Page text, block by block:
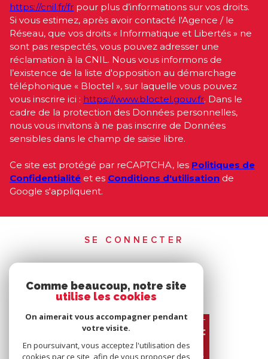
https://cnil.fr/fr pour plus d’informations sur vos droits.
Si vous estimez, après avoir contacté l'Agence / le
Réseau, que vos droits « Informatique et Libertés » ne
sont pas respectés, vous pouvez adresser une
réclamation à la CNIL. Nous vous informons de
l’existence de la liste d'opposition au démarchage
téléphonique « Bloctel », sur laquelle vous pouvez
vous inscrire ici : https://www.bloctel.gouv.fr. Dans le
cadre de la protection des Données personnelles,
nous vous invitons à ne pas inscrire de Données
sensibles dans le champ de saisie libre.
Ce site est protégé par reCAPTCHA, les Politiques de
Confidentialité et es Conditions d'utilisation de
Google s'appliquent.
SE CONNECTER
Comme beaucoup, notre site
utilise les cookies
On aimerait vous accompagner pendant
votre visite.
En poursuivant, vous acceptez l'utilisation des
cookies par ce site, afin de vous proposer des